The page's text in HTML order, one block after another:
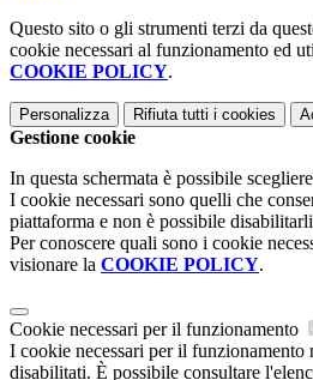
Questo sito o gli strumenti terzi da
cookie necessari al funzionamento ed
COOKIE POLICY.
Personalizza Rifiuta tutti i cookies
Gestione cookie
In questa schermata è possibile
I cookie necessari sono quelli che
piattaforma e non è possibile
Per conoscere quali sono i cookie
visionare la COOKIE POLICY.
Cookie necessari per il funzionamento
I cookie necessari per il funzionamento
disabilitati. È possibile consultare